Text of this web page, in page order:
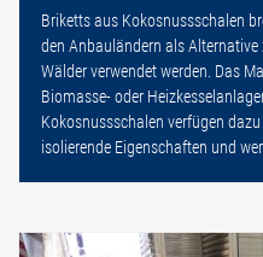
Briketts aus Kokosnussschalen
den Anbauländern als
Wälder verwendet werden. Das
Biomasse- oder
Kokosnussschalen verfügen
isolierende Eigenschaften und